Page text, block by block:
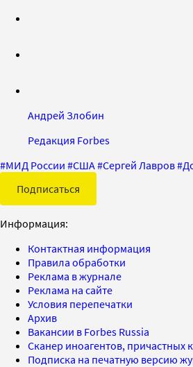
Андрей Злобин
Редакция Forbes
#МИД России #США#Сергей Лавров#
Подписаться
Информация:
Контактная информация
Правила обработки
Реклама в журнале
Реклама на сайте
Условия перепечатки
Архив
Вакансии в Forbes Russia
Сканер иноагентов, причастных
Подписка на печатную версию